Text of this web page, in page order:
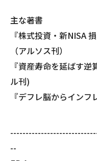
主な著書
『株式投資・新NISA
（アルソス刊）
『資産寿命を延ばす
ル刊)
『デフレ脳からインフ
--